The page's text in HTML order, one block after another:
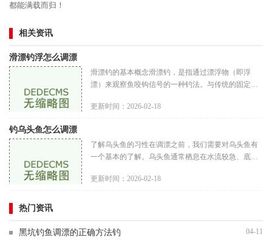
都能满载而归！
相关资讯
滑漂钓浮怎么调漂
滑漂钓的基本概念滑漂钓，是指通过漂浮物（即浮
漂）来观察鱼咬钩信号的一种钓法。与传统的固定漂
鱼情进行调整，从而提高钓鱼
更新时间：2026-02-18
钓乌头鱼怎么调漂
了解乌头鱼的习性在调漂之前，我们需要对乌头鱼有
一个基本的了解。乌头鱼通常栖息在水流较急、底部
在清晨和傍晚时分活动频繁
更新时间：2026-02-18
热门资讯
黑坑钓鱼调漂的正确方法钓 04-11